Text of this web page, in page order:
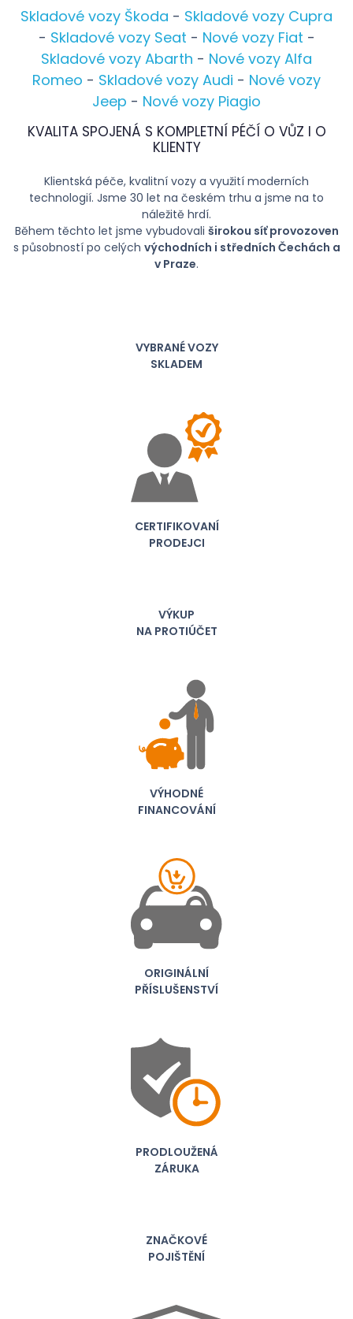
Skladové vozy Škoda - Skladové vozy Cupra
- Skladové vozy Seat - Nové vozy Fiat -
Skladové vozy Abarth - Nové vozy Alfa
Romeo - Skladové vozy Audi - Nové vozy
Jeep - Nové vozy Piagio
KVALITA SPOJENÁ S KOMPLETNÍ PÉČÍ O VŮZ I O
KLIENTY
Klientská péče, kvalitní vozy a využití moderních
technologií. Jsme 30 let na českém trhu a jsme na to
náležitě hrdí.
Během těchto let jsme vybudovali širokou síť provozoven
s působností po celých východních i středních Čechách a
v Praze.
VYBRANÉ VOZY
SKLADEM
CERTIFIKOVANÍ
PRODEJCI
VÝKUP
NA PROTIÚČET
VÝHODNÉ
FINANCOVÁNÍ
ORIGINÁLNÍ
PŘÍSLUŠENSTVÍ
PRODLOUŽENÁ
ZÁRUKA
ZNAČKOVÉ
POJIŠTĚNÍ